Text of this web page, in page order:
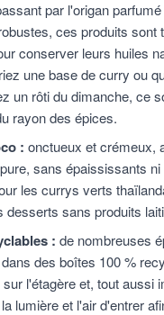
par l'origan
ces produits sont
conserver leurs huiles
une base de curry ou
un rôti du dimanche, ce
rayon des épices.
: onctueux et crémeux,
sans épaississants
les currys verts
desserts sans produits
: de nombreuses
des boîtes 100 %
l'étagère et, tout aussi
lumière et l'air d'entrer